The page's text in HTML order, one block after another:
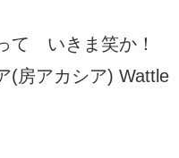
て いきま笑か！
(房アカシア) Wattle